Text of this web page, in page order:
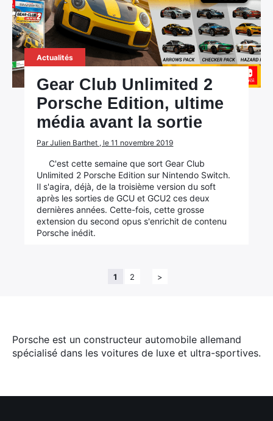
Porsche est un constructeur automobile allemand
spécialisé dans les voitures de luxe et ultra-sportives.
Actualités
Gear Club Unlimited 2
Porsche Edition, ultime
média avant la sortie
Par Julien Barthet , le 11 novembre 2019
C'est cette semaine que sort Gear Club
Unlimited 2 Porsche Edition sur Nintendo Switch.
Il s'agira, déjà, de la troisième version du soft
après les sorties de GCU et GCU2 ces deux
dernières années. Cette-fois, cette grosse
extension du second opus s'enrichit de contenu
Porsche inédit.
1 2 >